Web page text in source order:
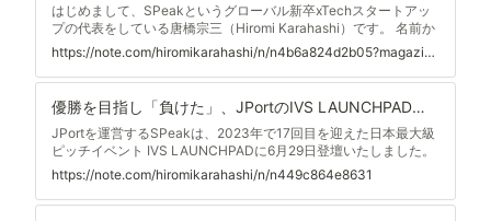
はじめまして、SPeakというグローバル新卒xTechスタートアッ
プの代表をしている唐橋宗三（Hiromi Karahashi）です。 名前か
らすると女性？って思われることもおおいのですが、 小学校の時
のあだ名は「おやじ」。中学校・高校は「リーダー」。大学では
「ヒロミ」。男です。 ■ふつうの自己紹介 2019年4月に長年の思
いであった「日本をグローバルにしたい」という思いをビジネス
として実現するために株式会社SPeakを創業。2001年米国同時多
発テロの1カ月前に、日本の伝統的な進学高校を中退し、米国に単
身留学。その後、8年間をバーモント州・ニューヨーク中心部に
て過ごし、世
https://note.com/hiromikarahashi/n/n4b6a824d2b05?magazine_key=mbe40ebe98733
優勝を目指し「負けた」、JPortのIVS LAUNCHPADの一部始終｜Hiromi Karahashi@JPortbySPeakcorp
JPortを運営するSPeakは、2023年で17回目を迎えた日本最大級
ピッチイベント IVS LAUNCHPADに6月29日登壇いたしました。
初めての大型ピッチイベント登壇で、『優勝』を目指しました
が、結果は優勝・入賞もできず華麗に負けました。2023年6月29
日京都での、たった「６分」に至る道のりや気づきを備忘録とし
https://note.com/hiromikarahashi/n/n449c864e8631